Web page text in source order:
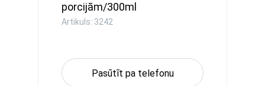
porcijām/300ml
(nerūsējošais tērau...
Artikuls: 3242
Pasūtīt pa telefonu